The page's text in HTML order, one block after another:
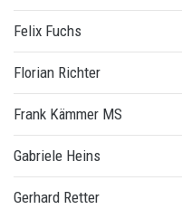
Felix Fuchs
Florian Richter
Frank Kämmer MS
Gabriele Heins
Gerhard Retter